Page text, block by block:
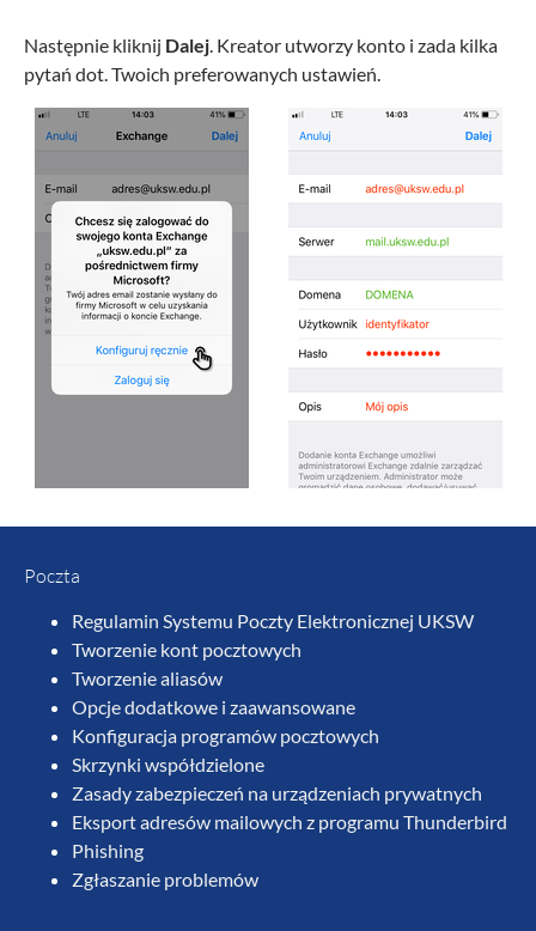
Następnie kliknij Dalej. Kreator utworzy konto i zada kilka
pytań dot. Twoich preferowanych ustawień.
Poczta
Regulamin Systemu Poczty Elektronicznej UKSW
Tworzenie kont pocztowych
Tworzenie aliasów
Opcje dodatkowe i zaawansowane
Konfiguracja programów pocztowych
Skrzynki współdzielone
Zasady zabezpieczeń na urządzeniach prywatnych
Eksport adresów mailowych z programu Thunderbird
Phishing
Zgłaszanie problemów